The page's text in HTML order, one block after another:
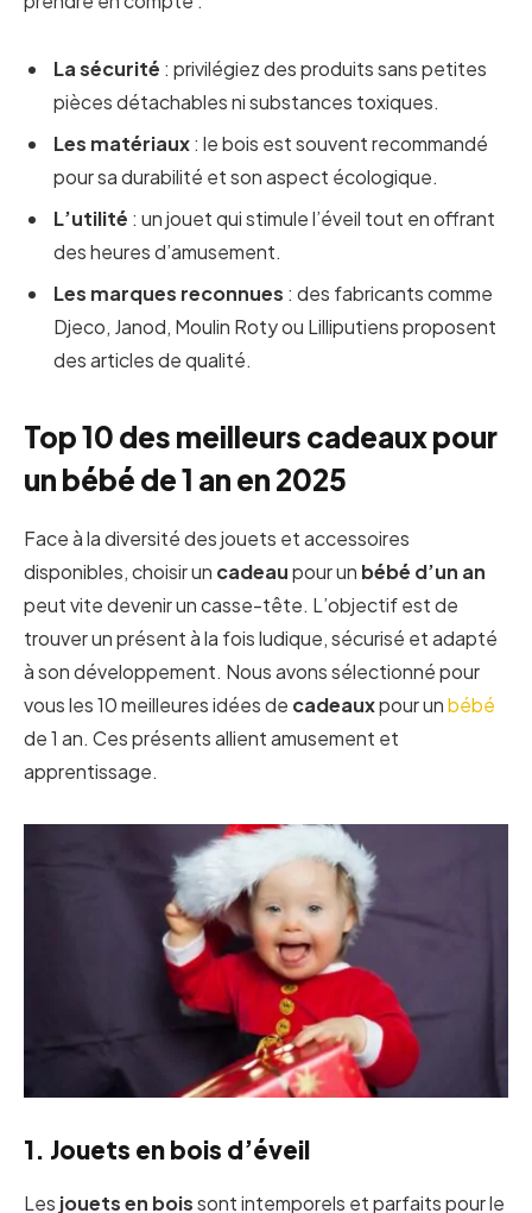
La sécurité : privilégiez des produits sans petites
pièces détachables ni substances toxiques.
Les matériaux: le bois est souvent recommandé
pour sa durabilité et son aspect écologique.
L’utilité : un jouet qui stimule l’éveil tout en offrant
des heures d’amusement.
Les marques reconnues : des fabricants comme
Djeco, Janod, Moulin Roty ou Lilliputiens proposent
des articles de qualité.
Top 10 des meilleurs cadeaux pour
un bébé de 1 an en 2025
Face à la diversité des jouets et accessoires
disponibles, choisir un cadeaupour un bébé d’un an
peut vite devenir un casse-tête. L’objectif est de
trouver un présent à la fois ludique, sécurisé et adapté
à son développement. Nous avons sélectionné pour
vous les 10 meilleures idées de cadeauxpour unbébé
de 1 an. Ces présents allient amusement et
apprentissage.
1. Jouets en bois d’éveil
Les jouets en boissont intemporels et parfaits pour le